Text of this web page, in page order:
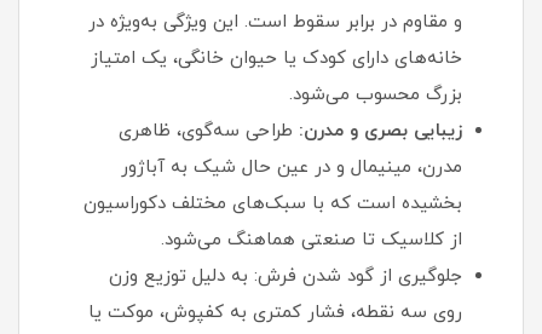
و مقاوم در برابر سقوط است. این ویژگی به‌ویژه در
خانه‌های دارای کودک یا حیوان خانگی، یک امتیاز
بزرگ محسوب می‌شود.
زیبایی بصری و مدرن: طراحی سه‌گوی، ظاهری
مدرن، مینیمال و در عین حال شیک به آباژور
بخشیده است که با سبک‌های مختلف دکوراسیون
از کلاسیک تا صنعتی هماهنگ می‌شود.
جلوگیری از گود شدن فرش: به دلیل توزیع وزن
روی سه نقطه، فشار کمتری به کفپوش، موکت یا